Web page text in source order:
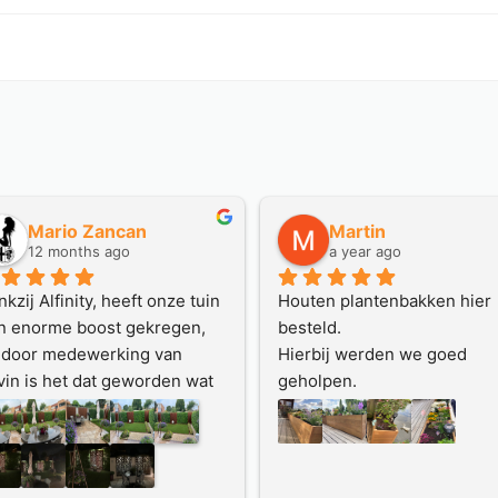
Peggy Fox
a year ago
Onlangs hebben we 5
cortenstalen plantenbakken
aangeschaft. Het contact dat
we hierover hadden met de
eigenaar van Alfinity verliep
heel prettig! De levering ging
volgens afspraak en de bakken
zijn van goede kwaliteit. Een
a year ago
Via Marktplaats met
contact gekomen.
positieve ervaring.
zeer meedenkend,
precies en houdt
Van het werk wordt